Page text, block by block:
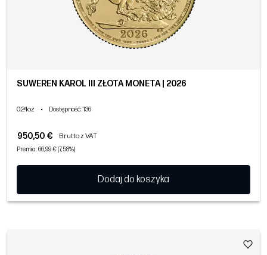
SUWEREN KAROL III ZŁOTA MONETA | 2026
0.24oz • Dostępność: 136
950,50 € Brutto z VAT
Premia: 66,99 € (7,58%)
Dodaj do koszyka